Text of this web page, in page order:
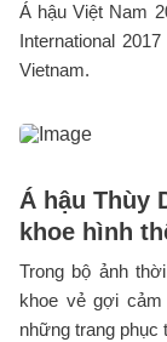
Á hậu Việt Nam
International
Vietnam.
Á hậu Thùy
khoe hình
Trong bộ ảnh
khoe vẻ gợi
những trang phục